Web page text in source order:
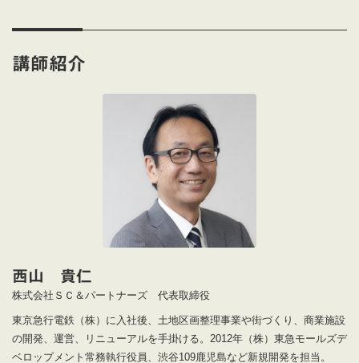
講師紹介
西山 貴仁
株式会社ＳＣ＆パートナーズ 代表取締役
東京急行電鉄（株）に入社後、土地区画整理事業や街づくり、商業施設
の開発、運営、リニューアルを手掛ける。2012年（株）東急モールズデ
ベロップメント常務執行役員、渋谷109鹿児島など新規開発を担当。